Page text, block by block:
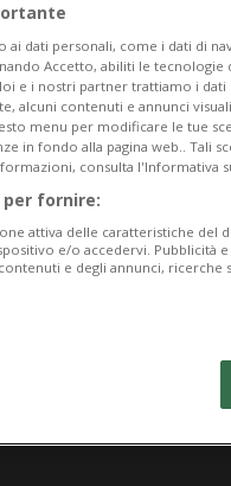
ai dati personali, come i dati di
Accetto, abiliti le tecnologie
e i nostri partner trattiamo i dati
alcuni contenuti e annunci
menu per modificare le tue
in fondo alla pagina web.. Tali
consulta l'Informativa
fornire:
attiva delle caratteristiche del
e/o accedervi. Pubblicità
e degli annunci, ricerche